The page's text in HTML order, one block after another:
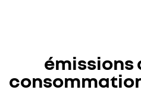
émissions